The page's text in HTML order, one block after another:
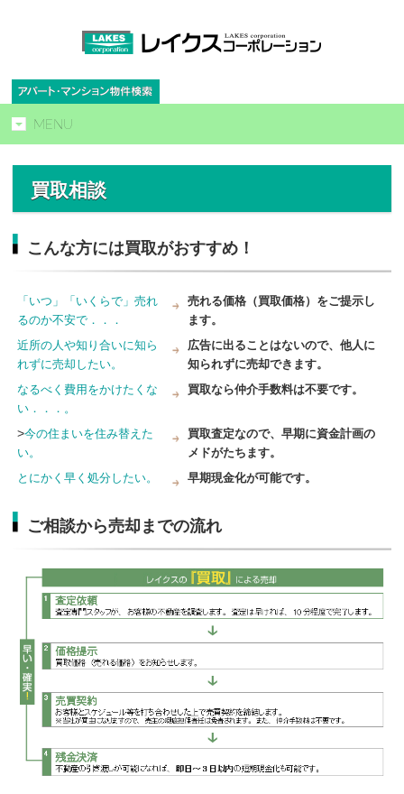
MENU
買取相談
こんな方には買取がおすすめ！
「いつ」「いくらで」売れ
るのか不安で．．．
売れる価格（買取価格）をご提示し
ます。
近所の人や知り合いに知ら
れずに売却したい。
広告に出ることはないので、他人に
知られずに売却できます。
なるべく費用をかけたくな
い．．．。
買取なら仲介手数料は不要です。
>今の住まいを住み替えた
い。
買取査定なので、早期に資金計画の
メドがたちます。
とにかく早く処分したい。
早期現金化が可能です。
ご相談から売却までの流れ